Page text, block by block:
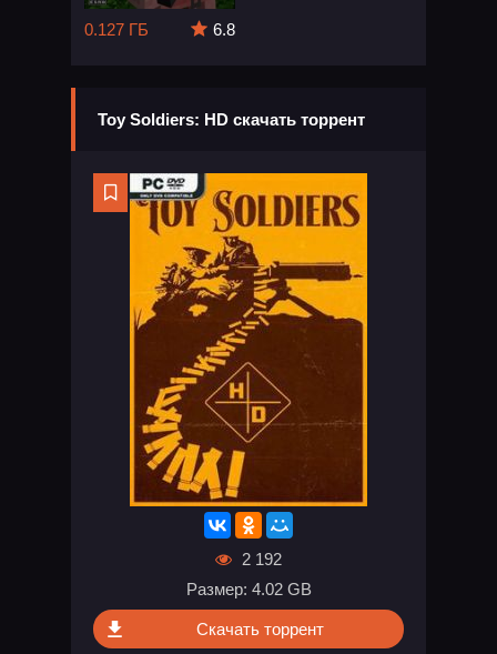
0.127 ГБ
6.8
Toy Soldiers: HD скачать торрент
2 192
Размер: 4.02 GB
Скачать торрент